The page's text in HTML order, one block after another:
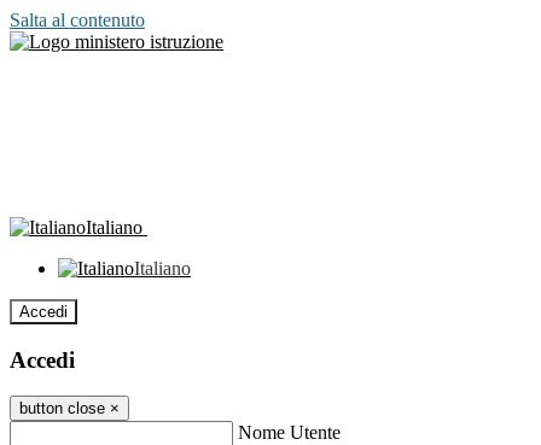
Salta al contenuto
Italiano
Italiano
Accedi
Accedi
button close ×
Nome Utente